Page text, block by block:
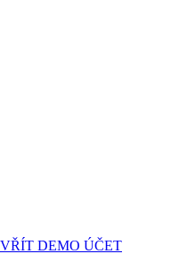
DEMO ÚČET